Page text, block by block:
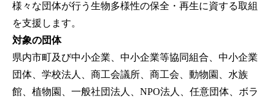
様々な団体が行う生物多様性の保全・再生に資する取組
を支援します。
対象の団体
県内市町及び中小企業、中小企業等協同組合、中小企業
団体、学校法人、商工会議所、商工会、動物園、水族
館、植物園、一般社団法人、NPO法人、任意団体、ボラ